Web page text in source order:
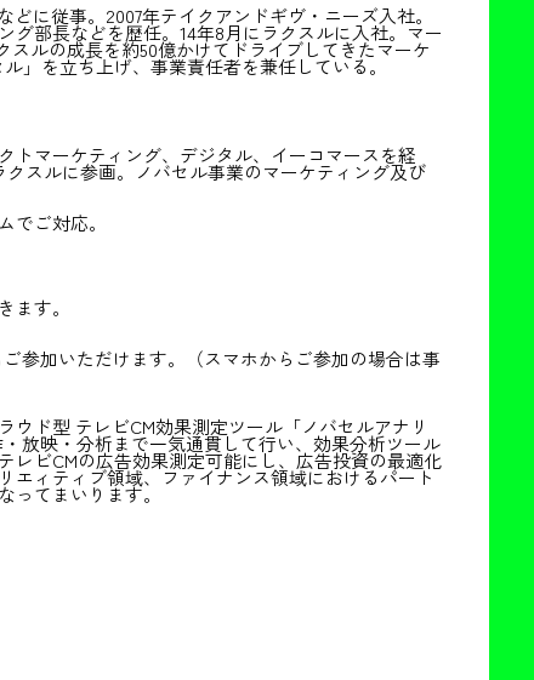
に従事。2007年テイクアンドギヴ・ニーズ入社。
部長などを歴任。14年8月にラクスルに入社。マー
ルの成長を約50億かけてドライブしてきたマーケ
」を立ち上げ、事業責任者を兼任している。
トマーケティング、デジタル、イーコマースを経
スルに参画。ノバセル事業のマーケティング及び
ご対応。
す。
参加いただけます。（スマホからご参加の場合は事
ド型 テレビCM効果測定ツール「ノバセルアナリ
放映・分析まで一気通貫して行い、効果分析ツール
レビCMの広告効果測定可能にし、広告投資の最適化
エィティブ領域、ファイナンス領域におけるパート
てまいります。